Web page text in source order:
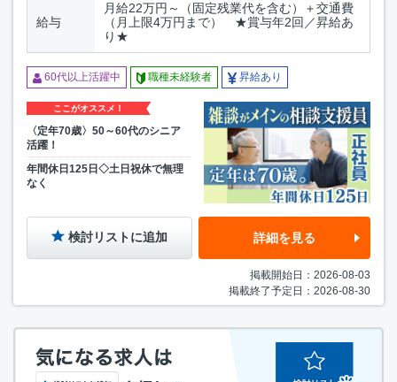
給与
月給22万円～（固定残業代を含む）＋交通費
（月上限4万円まで） ★賞与年2回／昇給あ
り★
60代以上活躍中 職種未経験者 昇給あり
ここがオススメ！
〈定年70歳〉50～60代のシニア
活躍！
年間休日125日◇土日祝休で無理
なく
検討リストに追加 詳細を見る
掲載開始日：2026-08-03
掲載終了予定日：2026-08-30